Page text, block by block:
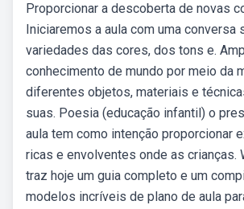
Proporcionar a descoberta de novas
Iniciaremos a aula com uma conversa
variedades das cores, dos tons e.
conhecimento de mundo por meio da
diferentes objetos, materiais e
suas. Poesia (educação infantil) o
aula tem como intenção proporcionar
ricas e envolventes onde as crianças.
traz hoje um guia completo e um
modelos incríveis de plano de aula